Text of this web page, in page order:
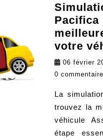
Pacifica
votre
06 février
0 commentaire
La
trouvez la
véhicule
étape